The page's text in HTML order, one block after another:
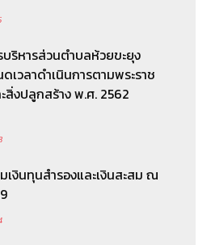
บริหารส่วนตำบลห้วยขะยุง
เวลาดำเนินการตามพระราช
ปลูกสร้าง พ.ศ. 2562
เงินทุนสำรองและเงินสะสม ณ